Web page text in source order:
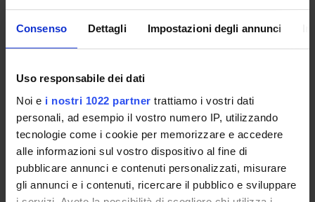
Consenso Dettagli Impostazioni degli annunci
Uso responsabile dei dati
Noi e i nostri 1022 partner trattiamo i vostri dati
personali, ad esempio il vostro numero IP, utilizzando
tecnologie come i cookie per memorizzare e accedere
alle informazioni sul vostro dispositivo al fine di
pubblicare annunci e contenuti personalizzati, misurare
gli annunci e i contenuti, ricercare il pubblico e sviluppare
Libero professionista
Francesca Moscardo
Libero professionista
Vittorio Rioda
Libero professionista
Antonella Cantele
Libero professionista
Silvia D'Ambrosio
Libero professionista